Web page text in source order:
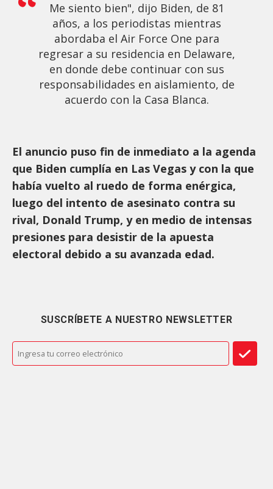
Me siento bien", dijo Biden, de 81
años, a los periodistas mientras
abordaba el Air Force One para
regresar a su residencia en Delaware,
en donde debe continuar con sus
responsabilidades en aislamiento, de
acuerdo con la Casa Blanca.
El anuncio puso fin de inmediato a la agenda
que Biden cumplía en Las Vegas y con la que
había vuelto al ruedo de forma enérgica,
luego del intento de asesinato contra su
rival, Donald Trump, y en medio de intensas
presiones para desistir de la apuesta
electoral debido a su avanzada edad.
SUSCRÍBETE A NUESTRO NEWSLETTER